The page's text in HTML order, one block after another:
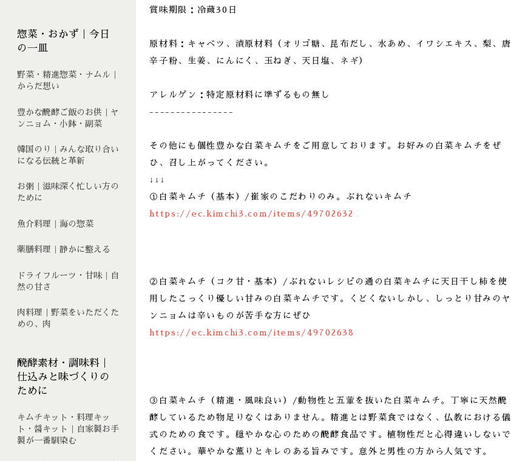
惣菜・おかず｜今日
の一皿
野菜・精進惣菜・ナムル｜
からだ想い
豊かな醗酵ご飯のお供｜ヤ
ンニョム・小鉢・副菜
韓国のり｜みんな取り合い
になる伝統と革新
お粥｜滋味深く忙しい方の
ために
魚介料理｜海の惣菜
薬膳料理｜静かに整える
ドライフルーツ・甘味｜自
然の甘さ
肉料理｜野菜をいただくた
めの、肉
醗酵素材・調味料｜
仕込みと味づくりの
ために
キムチキット・料理キッ
ト・醤キット｜自家製お手
製が一番馴染む
賞味期限：冷蔵30日
原材料：キャベツ、漬原材料（オリゴ糖、昆布だし、水あめ、イワシエキス、梨、唐
辛子粉、生姜、にんにく、玉ねぎ、天日塩、ネギ）
アレルゲン：特定原材料に準ずるもの無し
----------------
その他にも個性豊かな白菜キムチをご用意しております。お好みの白菜キムチをぜ
ひ、召し上がってください。
↓↓↓
①白菜キムチ（基本）/崔家のこだわりのみ。ぶれないキムチ
https://ec.kimchi3.com/items/49702632
②白菜キムチ（コク甘・基本）/ぶれないレシピの通の白菜キムチに天日干し柿を使
用したこっくり優しい甘みの白菜キムチです。くどくないしかし、しっとり甘みのヤ
ンニョムは辛いものが苦手な方にぜひ
https://ec.kimchi3.com/items/49702638
③白菜キムチ（精進・風味良い）/動物性と五葷を抜いた白菜キムチ。丁寧に天然醗
酵しているため物足りなくはありません。精進とは野菜食ではなく、仏教における儀
式のための食です。穏やかな心のための醗酵食品です。植物性だと心得違いしないで
ください。華やかな薫りとキレのある旨みです。意外と男性の方から人気です。